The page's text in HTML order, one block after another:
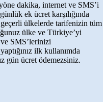
dakika, internet ve SMS’i
ek ücret karşılığında
ülkelerde tarifenizin tüm
ülke ve Türkiye’yi
SMS’lerinizi
ilk kullanımda
gün ücret ödemezsiniz.